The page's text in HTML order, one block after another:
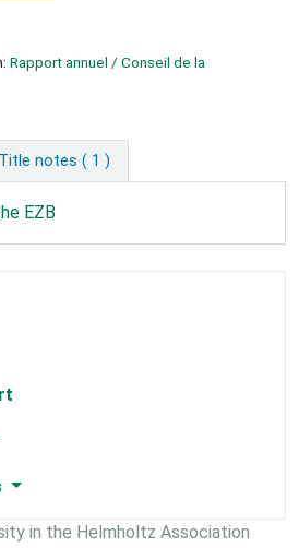
Rapport annuel / Conseil de la
Title notes ( 1 )
EZB
in the Helmholtz Association